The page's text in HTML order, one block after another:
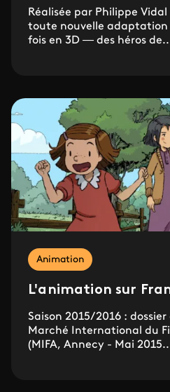
Réalisée par Philippe
toute nouvelle
fois en 3D — des héros
Animation
L'animation sur
Saison 2015/2016 :
Marché International du
(MIFA, Annecy - Mai